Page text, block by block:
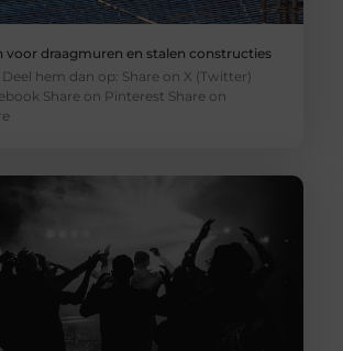
voor draagmuren en stalen constructies
hem dan op: Share on X (Twitter)
Share on Pinterest Share on